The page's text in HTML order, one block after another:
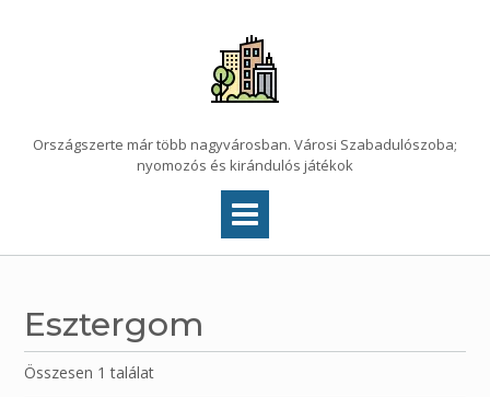
Országszerte már több nagyvárosban. Városi Szabadulószoba;
nyomozós és kirándulós játékok
Esztergom
Összesen 1 találat